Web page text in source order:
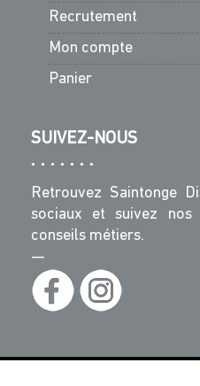
Recrutement
Mon compte
Panier
SUIVEZ-NOUS
Retrouvez Saintonge
sociaux et suivez nos
conseils métiers.
—